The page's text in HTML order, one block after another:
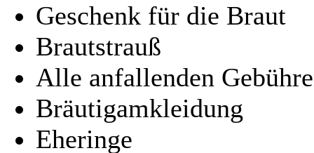
Geschenk für die Braut
Brautstrauß
Alle anfallenden
Bräutigamkleidung
Eheringe